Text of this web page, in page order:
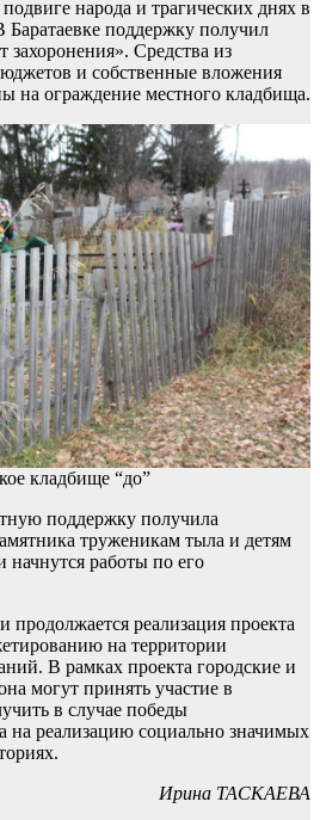
народа и трагических днях в
поддержку получил
захоронения». Средства из
и собственные вложения
на ограждение местного кладбища.
кладбище “до”
поддержку получила
труженикам тыла и детям
работы по его
продолжается реализация проекта
на территории
В рамках проекта городские и
могут принять участие в
в случае победы
на реализацию социально значимых
Ирина ТАСКАЕВА